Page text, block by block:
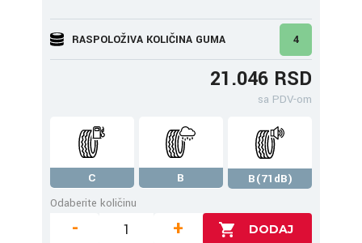
RASPOLOŽIVA KOLIČINA GUMA 4
21.046 RSD
sa PDV-om
C B
B(71dB)
Odaberite količinu
- +